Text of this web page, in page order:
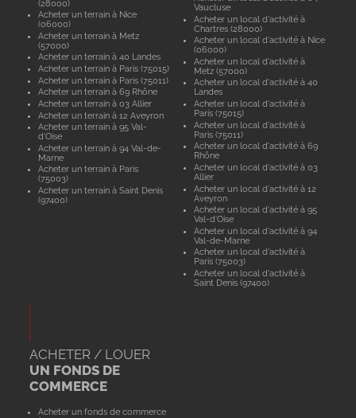
(28000)
Acheter un terrain à Nice
(06000)
Acheter un terrain à Metz
(57000)
Acheter un terrain à 40 Landes
Acheter un terrain à Paris (75015)
Acheter un terrain à Paris (75011)
Acheter un terrain à 69 Rhône
Acheter un terrain à 03 Allier
Acheter un terrain à 12 Aveyron
Acheter un terrain à 95 Val-
d'Oise
Acheter un terrain à 94 Val-de-
Marne
Acheter un terrain à Paris
(75003)
Acheter un terrain à Saint Denis
(97400)
Vaucluse
Acheter un local d'activité à
Chartres (28000)
Acheter un local d'activité à Nice
(06000)
Acheter un local d'activité à
Metz (57000)
Acheter un local d'activité à 40
Landes
Acheter un local d'activité à
Paris (75015)
Acheter un local d'activité à
Paris (75011)
Acheter un local d'activité à 69
Rhône
Acheter un local d'activité à 03
Allier
Acheter un local d'activité à 12
Aveyron
Acheter un local d'activité à 95
Val-d'Oise
Acheter un local d'activité à 94
Val-de-Marne
Acheter un local d'activité à
Paris (75003)
Acheter un local d'activité à
Saint Denis (97400)
ACHETER / LOUER
UN FONDS DE
COMMERCE
Acheter un fonds de commerce